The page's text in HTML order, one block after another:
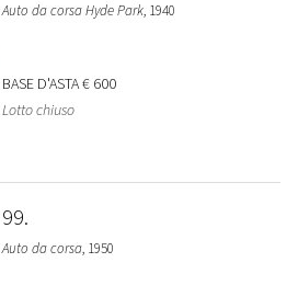
Auto da corsa Hyde Park, 1940
BASE D'ASTA€ 600
Lotto chiuso
99
Auto da corsa, 1950